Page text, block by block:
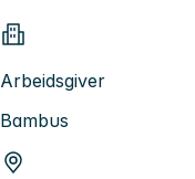
Arbeidsgiver
Bambus